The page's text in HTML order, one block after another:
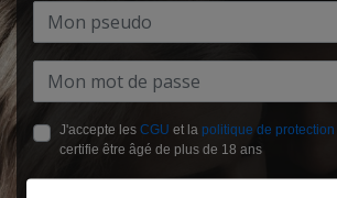
J'accepte les CGU et la politique de
certifie être âgé de plus de 18 ans